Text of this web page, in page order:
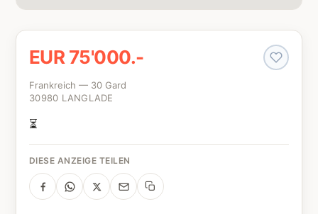
EUR 75'000.-
Frankreich — 30 Gard
30980 LANGLADE
⏳
DIESE ANZEIGE TEILEN